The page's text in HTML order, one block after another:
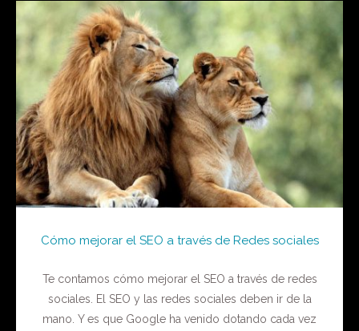
Cómo mejorar el SEO a través de Redes sociales
Te contamos cómo mejorar el SEO a través de redes
sociales. El SEO y las redes sociales deben ir de la
mano. Y es que Google ha venido dotando cada vez